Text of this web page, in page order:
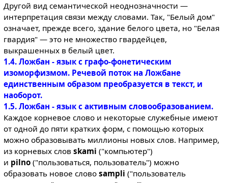
Другой вид семантической неоднозначности —
интерпретация связи между словами. Так, "Белый дом"
означает, прежде всего, здание белого цвета, но "Белая
гвардия" — это не множество гвардейцев,
выкрашенных в белый цвет.
1.4. Ложбан - язык с графо-фонетическим
изоморфизмом. Речевой поток на Ложбане
единственным образом преобразуется в текст, и
наоборот.
1.5. Ложбан - язык с активным словообразованием.
Каждое корневое слово и некоторые служебные имеют
от одной до пяти кратких форм, с помощью которых
можно образовывать миллионы новых слов. Например,
из корневых слов skami ("компьютер")
и pilno("пользоваться, пользователь") можно
образовать новое слово sampli ("пользователь